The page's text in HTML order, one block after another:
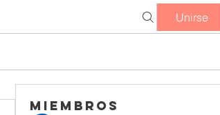
Unirse
Miembros